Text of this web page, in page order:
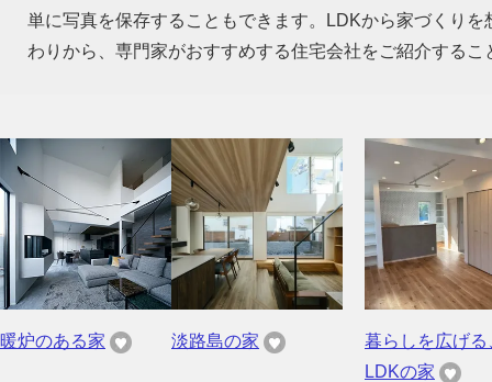
単に写真を保存することもできます。LDKから家づくり
わりから、専門家がおすすめする住宅会社をご紹介するこ
暖炉のある家 淡路島の家
暮らしを広げる
LDKの家